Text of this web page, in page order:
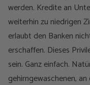
werden. Kredite an
weiterhin zu niedrigen
erlaubt den Banken
erschaffen. Dieses
sein. Ganz einfach.
gehirngewaschenen,